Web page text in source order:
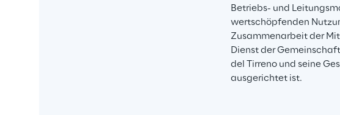
Betriebs- und
wertschöpfenden
Zusammenarbeit der
Dienst der
del Tirreno und seine
ausgerichtet ist.